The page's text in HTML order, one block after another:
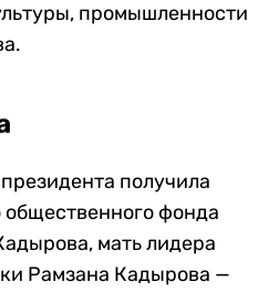
промышленности
получила
общественного фонда
мать лидера
Рамзана Кадырова —